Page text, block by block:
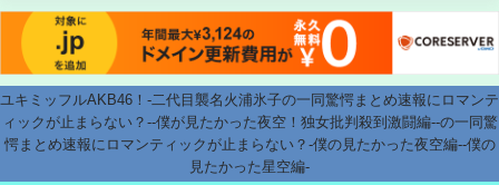
ユキミッフルAKB46！-二代目襲名火浦氷子の一同驚愕まとめ速報にロマンテ
ィックが止まらない？--僕が見たかった夜空！独女批判殺到激闘編--の一同驚
愕まとめ速報にロマンティックが止まらない？-僕の見たかった夜空編--僕の
見たかった星空編-